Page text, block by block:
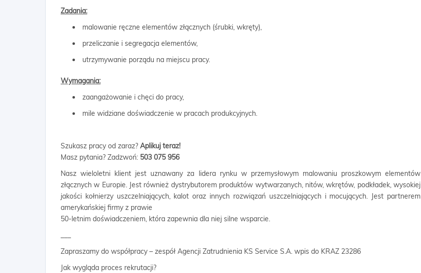
Zadania:
malowanie ręczne elementów złącznych (śrubki, wkręty),
przeliczanie i segregacja elementów,
utrzymywanie porządu na miejscu pracy.
Wymagania:
zaangażowanie i chęci do pracy,
mile widziane doświadczenie w pracach produkcyjnych.
Szukasz pracy od zaraz? Aplikuj teraz!
Masz pytania? Zadzwoń: 503 075 956
Nasz wieloletni klient jest uznawany za lidera rynku w przemysłowym malowaniu proszkowym elementów
złącznych w Europie. Jest również dystrybutorem produktów wytwarzanych, nitów, wkrętów, podkładek, wysokiej
jakości kołnierzy uszczelniających, kalot oraz innych rozwiązań uszczelniających i mocujących. Jest partnerem
amerykańskiej firmy z prawie
50-letnim doświadczeniem, która zapewnia dla niej silne wsparcie.
Zapraszamy do współpracy – zespół Agencji Zatrudnienia KS Service S.A. wpis do KRAZ 23286
Jak wygląda proces rekrutacji?